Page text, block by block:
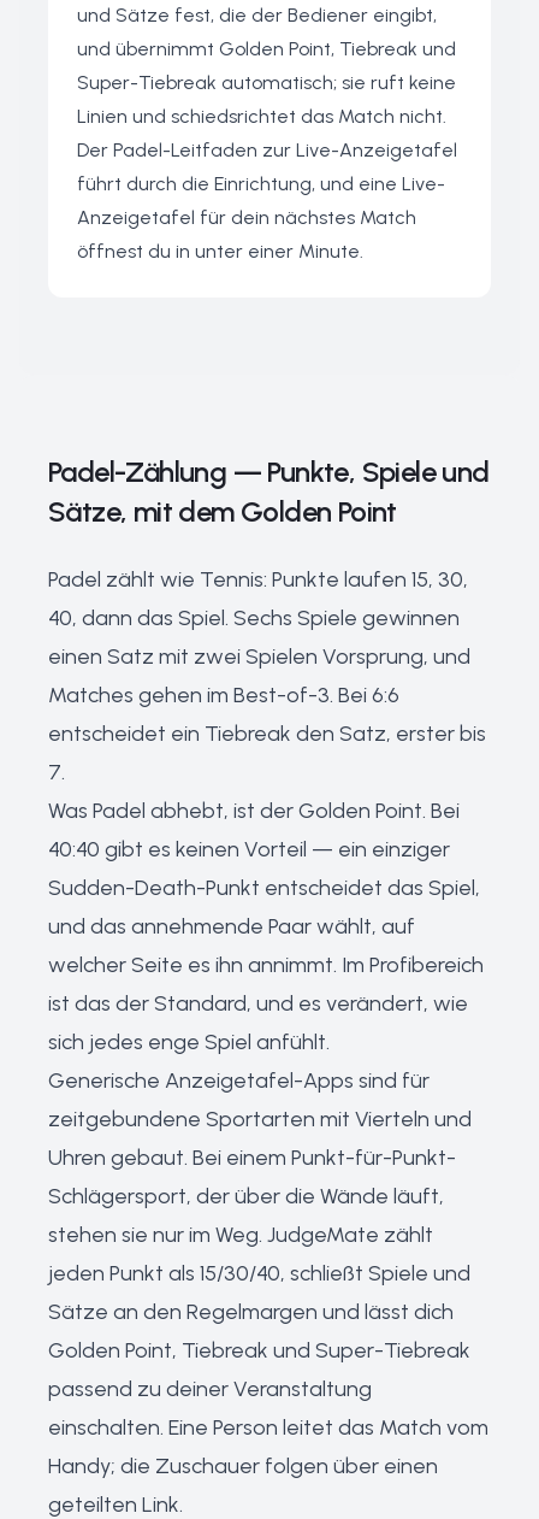
und Sätze fest, die der Bediener eingibt,
und übernimmt Golden Point, Tiebreak und
Super-Tiebreak automatisch; sie ruft keine
Linien und schiedsrichtet das Match nicht.
Der Padel-Leitfaden zur Live-Anzeigetafel
führt durch die Einrichtung, und eine Live-
Anzeigetafel für dein nächstes Match
öffnest du in unter einer Minute.
Padel-Zählung — Punkte, Spiele und
Sätze, mit dem Golden Point
Padel zählt wie Tennis: Punkte laufen 15, 30,
40, dann das Spiel. Sechs Spiele gewinnen
einen Satz mit zwei Spielen Vorsprung, und
Matches gehen im Best-of-3. Bei 6:6
entscheidet ein Tiebreak den Satz, erster bis
7.
Was Padel abhebt, ist der Golden Point. Bei
40:40 gibt es keinen Vorteil — ein einziger
Sudden-Death-Punkt entscheidet das Spiel,
und das annehmende Paar wählt, auf
welcher Seite es ihn annimmt. Im Profibereich
ist das der Standard, und es verändert, wie
sich jedes enge Spiel anfühlt.
Generische Anzeigetafel-Apps sind für
zeitgebundene Sportarten mit Vierteln und
Uhren gebaut. Bei einem Punkt-für-Punkt-
Schlägersport, der über die Wände läuft,
stehen sie nur im Weg. JudgeMate zählt
jeden Punkt als 15/30/40, schließt Spiele und
Sätze an den Regelmargen und lässt dich
Golden Point, Tiebreak und Super-Tiebreak
passend zu deiner Veranstaltung
einschalten. Eine Person leitet das Match vom
Handy; die Zuschauer folgen über einen
geteilten Link.